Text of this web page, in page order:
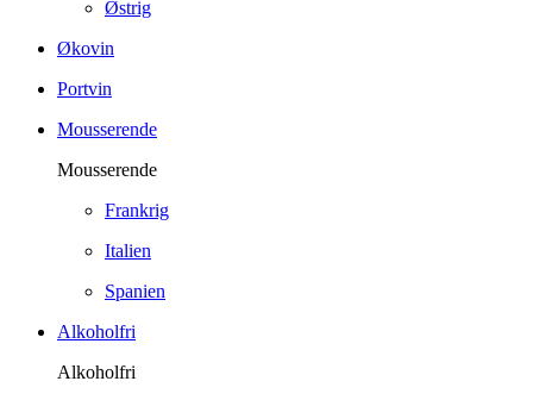
Østrig
Økovin
Portvin
Mousserende
Mousserende
Frankrig
Italien
Spanien
Alkoholfri
Alkoholfri